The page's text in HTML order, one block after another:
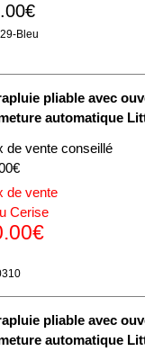
Bleu
pliable avec
automatique
de vente conseillé
de vente
Cerise
pliable avec
automatique